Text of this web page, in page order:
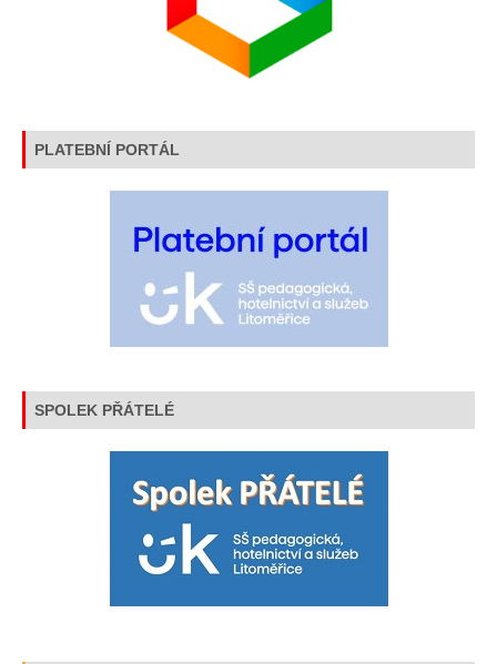
PLATEBNÍ PORTÁL
SPOLEK PŘÁTELÉ